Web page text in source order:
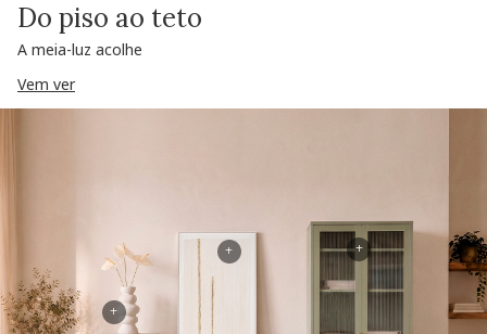
Do piso ao teto
A meia-luz acolhe
Vem ver
+
+
+